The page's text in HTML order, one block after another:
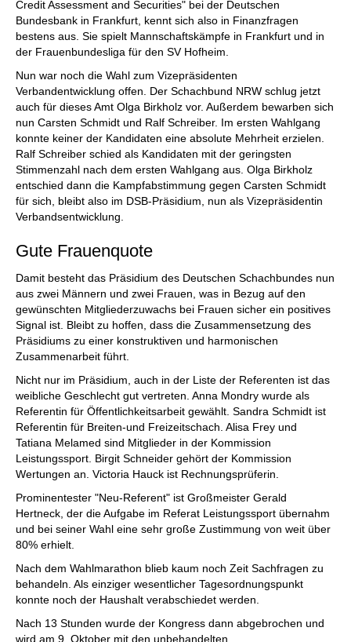
Credit Assessment and Securities" bei der Deutschen
Bundesbank in Frankfurt, kennt sich also in Finanzfragen
bestens aus. Sie spielt Mannschaftskämpfe in Frankfurt und in
der Frauenbundesliga für den SV Hofheim.
Nun war noch die Wahl zum Vizepräsidenten
Verbandentwicklung offen. Der Schachbund NRW schlug jetzt
auch für dieses Amt Olga Birkholz vor. Außerdem bewarben sich
nun Carsten Schmidt und Ralf Schreiber. Im ersten Wahlgang
konnte keiner der Kandidaten eine absolute Mehrheit erzielen.
Ralf Schreiber schied als Kandidaten mit der geringsten
Stimmenzahl nach dem ersten Wahlgang aus. Olga Birkholz
entschied dann die Kampfabstimmung gegen Carsten Schmidt
für sich, bleibt also im DSB-Präsidium, nun als Vizepräsidentin
Verbandsentwicklung.
Gute Frauenquote
Damit besteht das Präsidium des Deutschen Schachbundes nun
aus zwei Männern und zwei Frauen, was in Bezug auf den
gewünschten Mitgliederzuwachs bei Frauen sicher ein positives
Signal ist. Bleibt zu hoffen, dass die Zusammensetzung des
Präsidiums zu einer konstruktiven und harmonischen
Zusammenarbeit führt.
Nicht nur im Präsidium, auch in der Liste der Referenten ist das
weibliche Geschlecht gut vertreten. Anna Mondry wurde als
Referentin für Öffentlichkeitsarbeit gewählt. Sandra Schmidt ist
Referentin für Breiten-und Freizeitschach. Alisa Frey und
Tatiana Melamed sind Mitglieder in der Kommission
Leistungssport. Birgit Schneider gehört der Kommission
Wertungen an. Victoria Hauck ist Rechnungsprüferin.
Prominentester "Neu-Referent" ist Großmeister Gerald
Hertneck, der die Aufgabe im Referat Leistungssport übernahm
und bei seiner Wahl eine sehr große Zustimmung von weit über
80% erhielt.
Nach dem Wahlmarathon blieb kaum noch Zeit Sachfragen zu
behandeln. Als einziger wesentlicher Tagesordnungspunkt
konnte noch der Haushalt verabschiedet werden.
Nach 13 Stunden wurde der Kongress dann abgebrochen und
wird am 9. Oktober mit den unbehandelten